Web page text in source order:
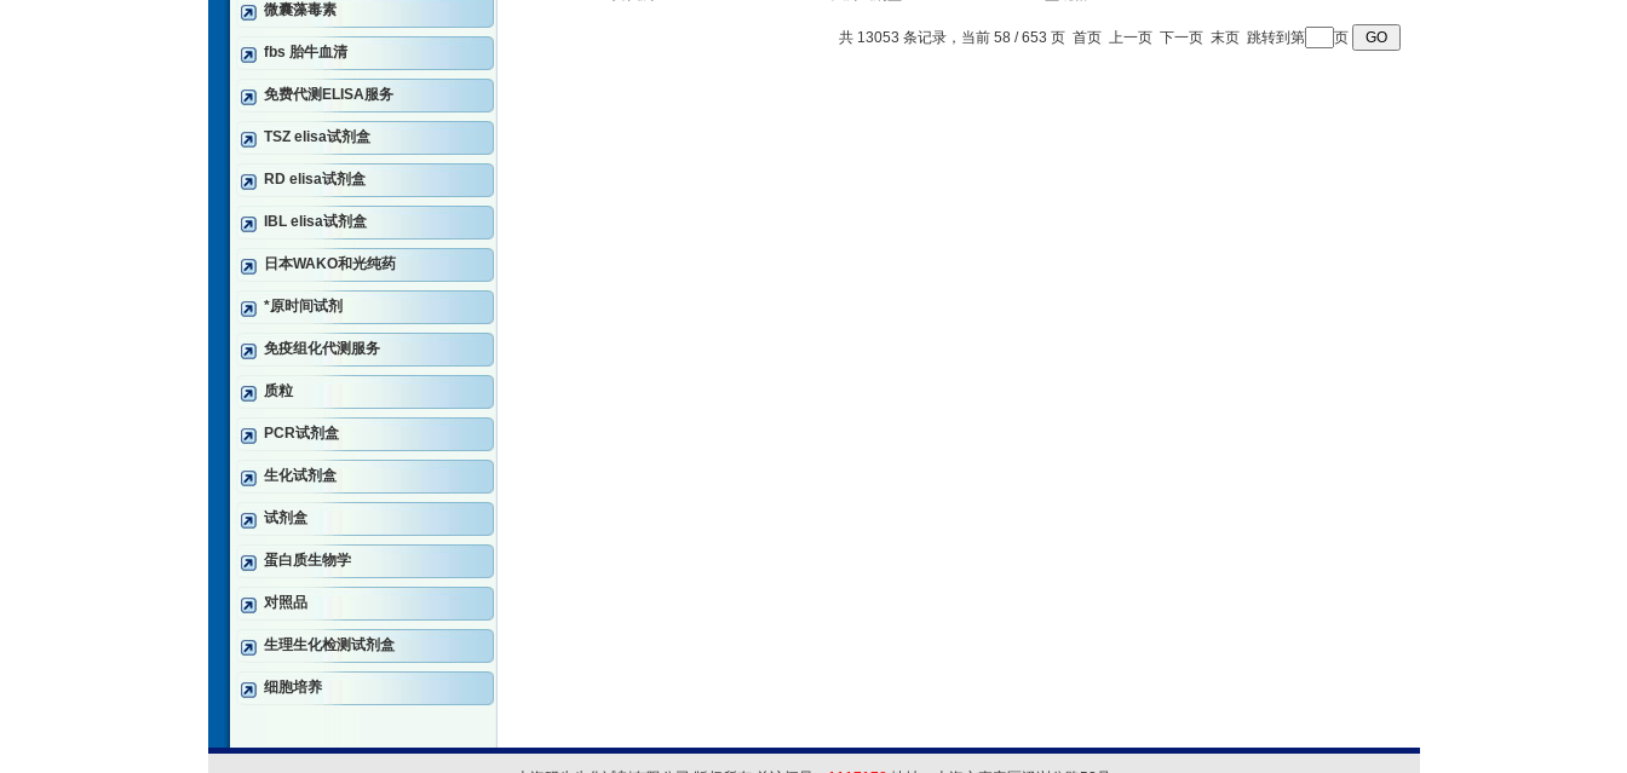
微囊藻毒素
fbs 胎牛血清
免费代测ELISA服务
TSZ elisa试剂盒
RD elisa试剂盒
IBL elisa试剂盒
日本WAKO和光纯药
*原时间试剂
免疫组化代测服务
质粒
PCR试剂盒
生化试剂盒
试剂盒
蛋白质生物学
对照品
生理生化检测试剂盒
细胞培养
共 13053 条记录，当前 58 / 653 页 首页 上一页 下一页 末页 跳转到第 页